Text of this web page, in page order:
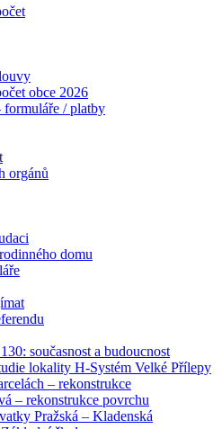
obce 2026
formuláře / platby
orgánů
domu
současnost a budoucnost
lokality H-Systém Velké Přílepy
– rekonstrukce
– rekonstrukce povrchu
Pražská – Kladenská